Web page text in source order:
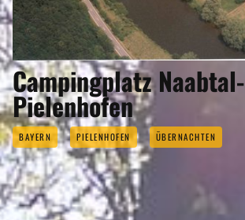
Campingplatz Naabtal-
Pielenhofen
BAYERN PIELENHOFEN ÜBERNACHTEN